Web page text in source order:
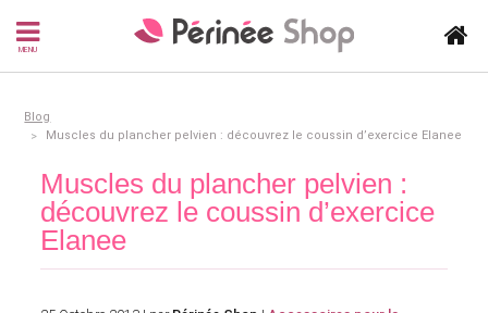
MENU
Blog
Muscles du plancher pelvien : découvrez le coussin d’exercice Elanee
Muscles du plancher pelvien :
découvrez le coussin d’exercice
Elanee